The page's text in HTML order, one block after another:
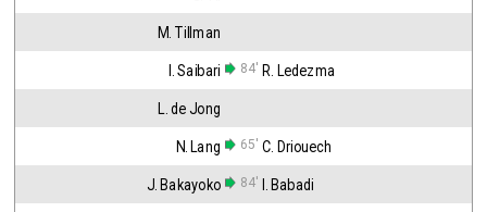
M. Tillman
I. Saibari 84' R. Ledezma
L. de Jong
N. Lang 65' C. Driouech
J. Bakayoko 84' I. Babadi